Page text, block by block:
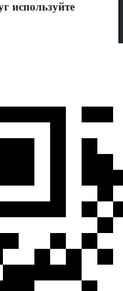
используйте